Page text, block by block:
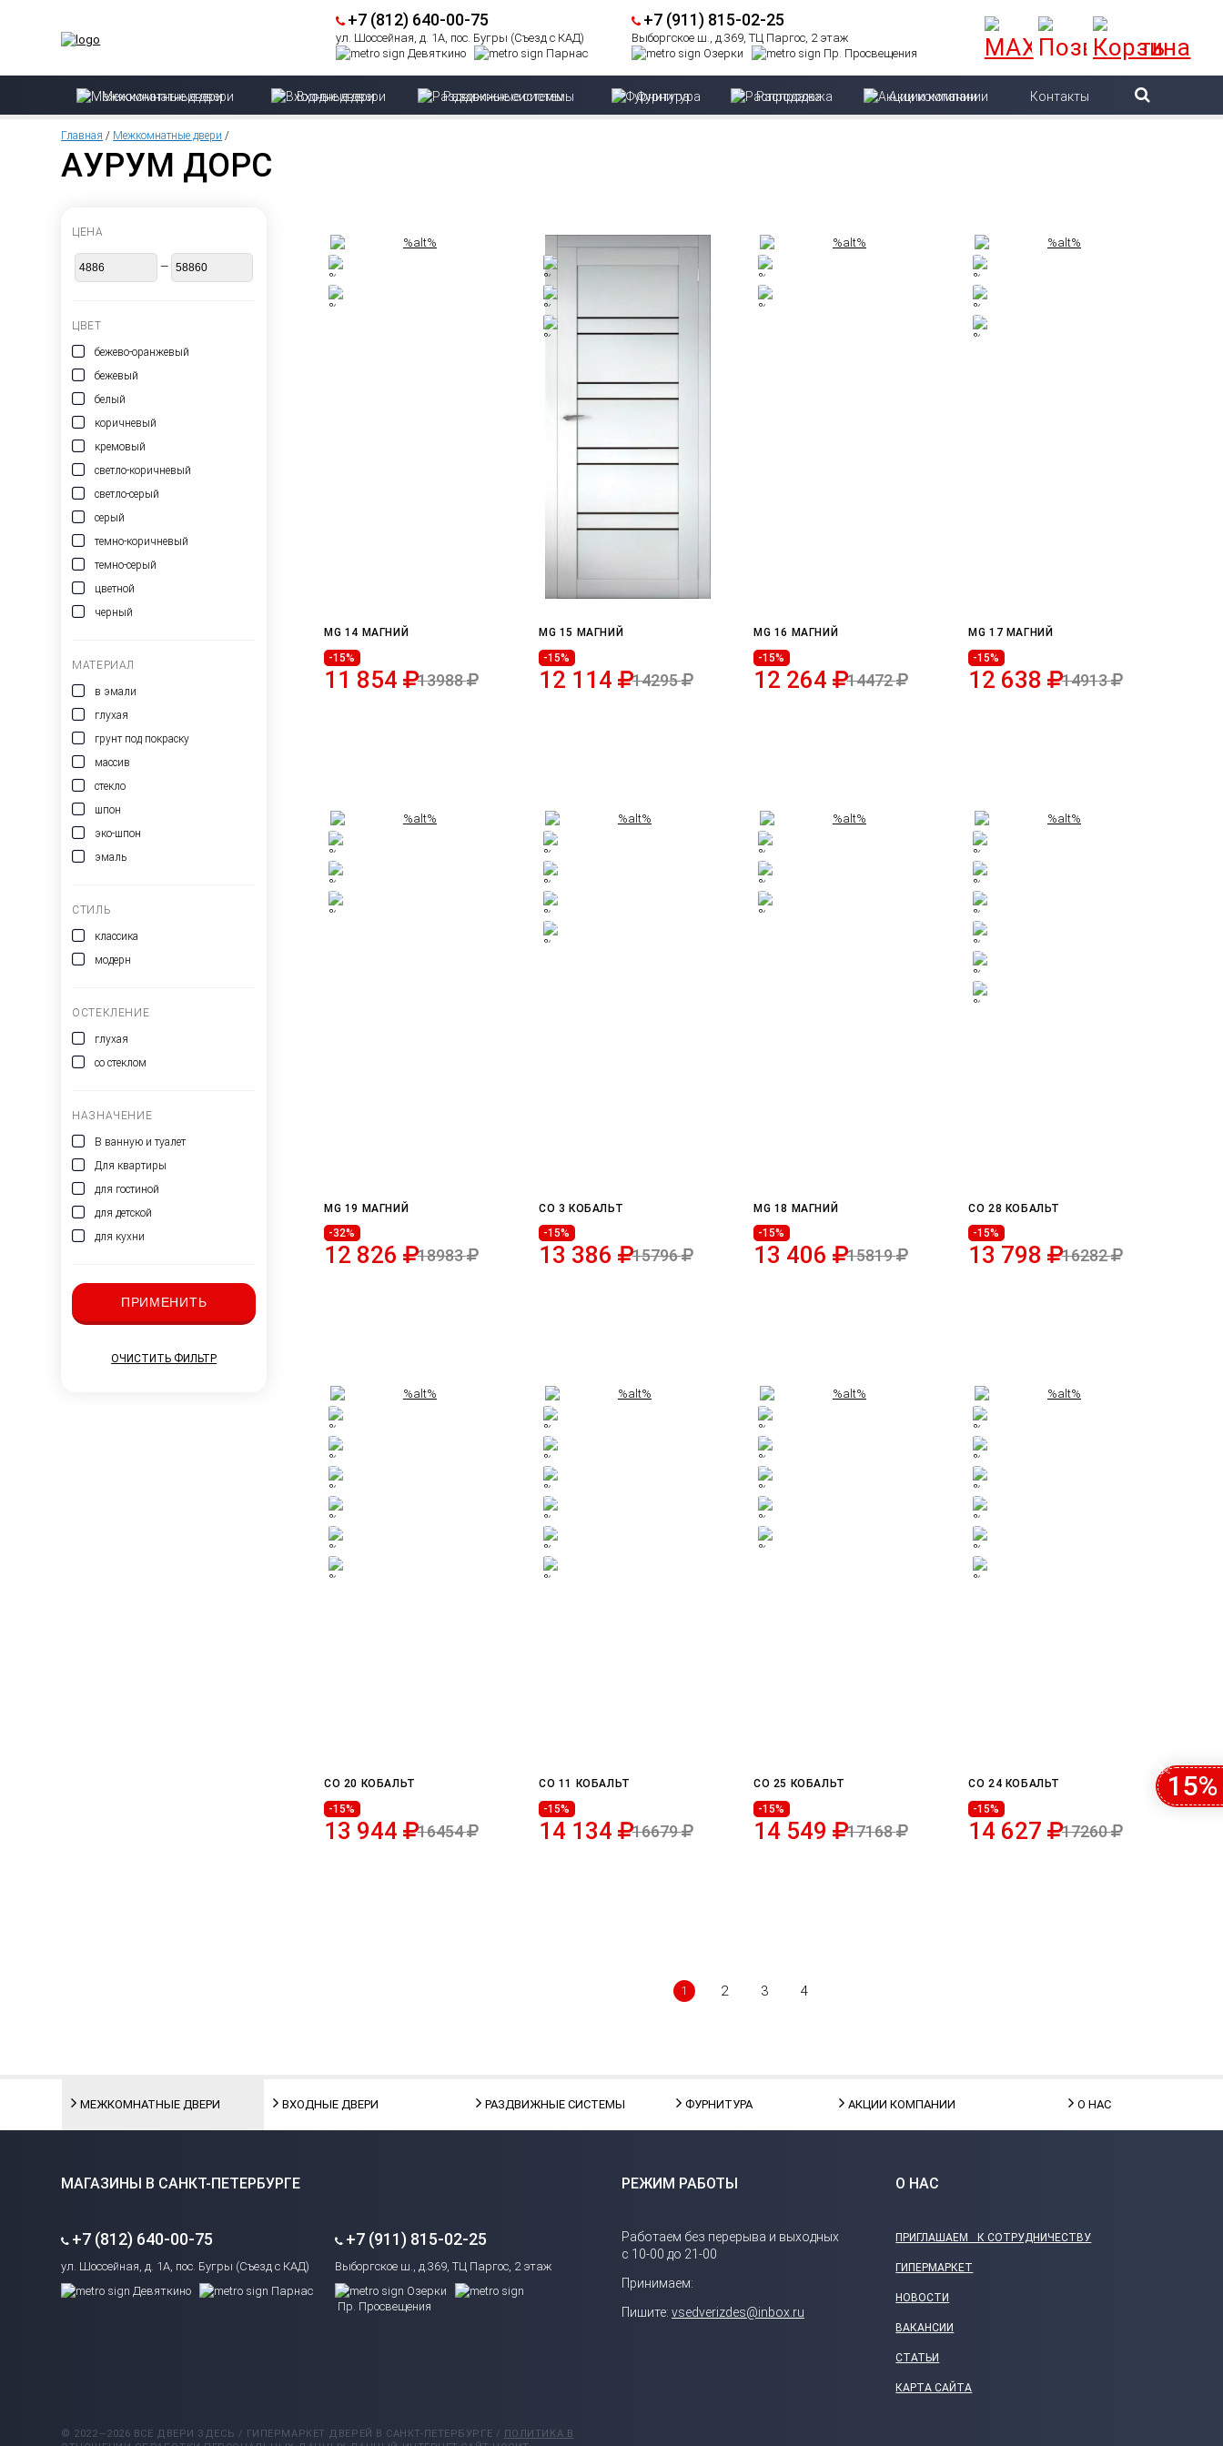
+7 (812) 640-00-75
ул. Шоссейная, д. 1А, пос. Бугры (Съезд с КАД)
Девяткино
Парнас
+7 (911) 815-02-25
Выборгское ш., д.369, ТЦ Паргос, 2 этаж
Озерки
Пр. Просвещения
Межкомнатные двери Входные двери Раздвижные системы Фурнитура Распродажа Акции компании Контакты
Главная / Межкомнатные двери /
АУРУМ ДОРС
ЦЕНА
—
ЦВЕТ
бежево-оранжевый
бежевый
белый
коричневый
кремовый
светло-коричневый
светло-серый
серый
темно-коричневый
темно-серый
цветной
черный
МАТЕРИАЛ
в эмали
глухая
грунт под покраску
массив
стекло
шпон
эко-шпон
эмаль
СТИЛЬ
классика
модерн
ОСТЕКЛЕНИЕ
глухая
со стеклом
НАЗНАЧЕНИЕ
В ванную и туалет
Для квартиры
для гостиной
для детской
для кухни
ПРИМЕНИТЬ
ОЧИСТИТЬ ФИЛЬТР
MG 14 МАГНИЙ
-15%
11 854 13988
MG 15 МАГНИЙ
-15%
12 114 14295
MG 16 МАГНИЙ
-15%
12 264 14472
MG 17 МАГНИЙ
-15%
12 638 14913
MG 19 МАГНИЙ
-32%
12 826 18983
CO 3 КОБАЛЬТ
-15%
13 386 15796
MG 18 МАГНИЙ
-15%
13 406 15819
CO 28 КОБАЛЬТ
-15%
13 798 16282
CO 20 КОБАЛЬТ
-15%
13 944 16454
CO 11 КОБАЛЬТ
-15%
14 134 16679
CO 25 КОБАЛЬТ
-15%
14 549 17168
CO 24 КОБАЛЬТ
-15%
14 627 17260
1 2 3 4
МЕЖКОМНАТНЫЕ ДВЕРИ ВХОДНЫЕ ДВЕРИ РАЗДВИЖНЫЕ СИСТЕМЫ ФУРНИТУРА АКЦИИ КОМПАНИИ О НАС
МАГАЗИНЫ В САНКТ-ПЕТЕРБУРГЕ
+7 (812) 640-00-75
ул. Шоссейная, д. 1А, пос. Бугры (Съезд с КАД)
Девяткино
Парнас
+7 (911) 815-02-25
Выборгское ш., д.369, ТЦ Паргос, 2 этаж
Озерки
Пр. Просвещения
РЕЖИМ РАБОТЫ
Работаем без перерыва и выходных
с 10-00 до 21-00
Принимаем:
Пишите:vsedverizdes@inbox.ru
О НАС
ПРИГЛАШАЕМ К СОТРУДНИЧЕСТВУ
ГИПЕРМАРКЕТ
НОВОСТИ
ВАКАНСИИ
СТАТЬИ
КАРТА САЙТА
© 2022—2026 ВСЕ ДВЕРИ ЗДЕСЬ / ГИПЕРМАРКЕТ ДВЕРЕЙ В САНКТ-ПЕТЕРБУРГЕ / ПОЛИТИКА В
15%